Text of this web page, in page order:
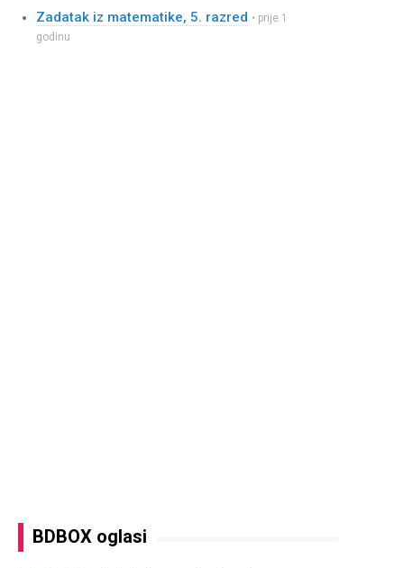
Zadatak iz matematike, 5. razred • prije 1
godinu
BDBOX oglasi